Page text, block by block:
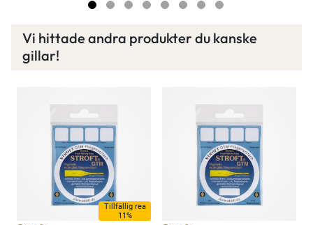
Vi hittade andra produkter du kanske
gillar!
Tillfällig rea
11%